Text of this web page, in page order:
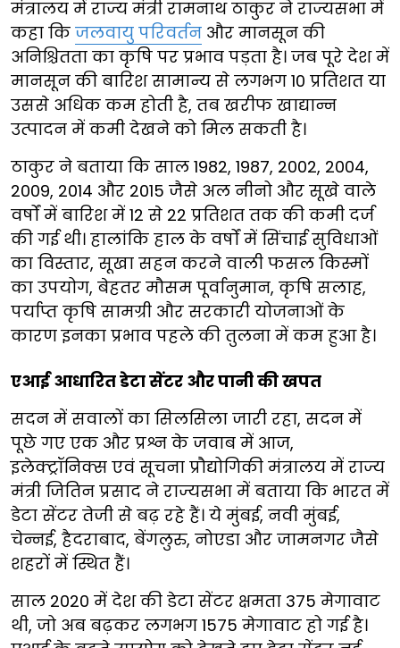
मंत्रालय में राज्य मंत्री रामनाथ ठाकुर ने राज्यसभा में
कहा कि जलवायु परिवर्तन और मानसून की
अनिश्चितता का कृषि पर प्रभाव पड़ता है। जब पूरे देश में
मानसून की बारिश सामान्य से लगभग 10 प्रतिशत या
उससे अधिक कम होती है, तब खरीफ खाद्यान्न
उत्पादन में कमी देखने को मिल सकती है।
ठाकुर ने बताया कि साल 1982, 1987, 2002, 2004,
2009, 2014 और 2015 जैसे अल नीनो और सूखे वाले
वर्षों में बारिश में 12 से 22 प्रतिशत तक की कमी दर्ज
की गई थी। हालांकि हाल के वर्षों में सिंचाई सुविधाओं
का विस्तार, सूखा सहन करने वाली फसल किस्मों
का उपयोग, बेहतर मौसम पूर्वानुमान, कृषि सलाह,
पर्याप्त कृषि सामग्री और सरकारी योजनाओं के
कारण इनका प्रभाव पहले की तुलना में कम हुआ है।
एआई आधारित डेटा सेंटर और पानी की खपत
सदन में सवालों का सिलसिला जारी रहा, सदन में
पूछे गए एक और प्रश्न के जवाब में आज,
इलेक्ट्रॉनिक्स एवं सूचना प्रौद्योगिकी मंत्रालय में राज्य
मंत्री जितिन प्रसाद ने राज्यसभा में बताया कि भारत में
डेटा सेंटर तेजी से बढ़ रहे हैं। ये मुंबई, नवी मुंबई,
चेन्नई, हैदराबाद, बेंगलुरु, नोएडा और जामनगर जैसे
शहरों में स्थित हैं।
साल 2020 में देश की डेटा सेंटर क्षमता 375 मेगावाट
थी, जो अब बढ़कर लगभग 1575 मेगावाट हो गई है।